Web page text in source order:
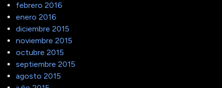
febrero 2016
enero 2016
diciembre 2015
noviembre 2015
octubre 2015
septiembre 2015
agosto 2015